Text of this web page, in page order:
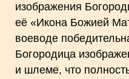
изображения
её «Икона Божией
воеводе
Богородица
и шлеме, что